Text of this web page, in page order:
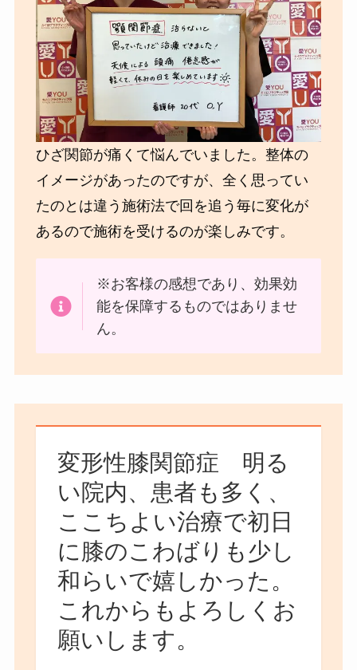
ひざ関節が痛くて悩んでいました。整体の
イメージがあったのですが、全く思ってい
たのとは違う施術法で回を追う毎に変化が
あるので施術を受けるのが楽しみです。
※お客様の感想であり、効果効
能を保障するものではありませ
ん。
変形性膝関節症 明る
い院内、患者も多く、
ここちよい治療で初日
に膝のこわばりも少し
和らいで嬉しかった。
これからもよろしくお
願いします。